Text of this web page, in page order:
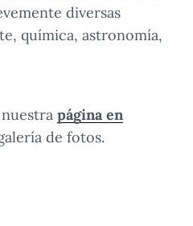
diversas
química, astronomía,
página en
de fotos.